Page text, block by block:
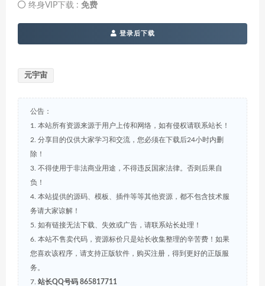
终身VIP下载 : 免费
登录后下载
元宇宙
公告：
1. 本站所有资源来源于用户上传和网络，如有侵权请联系站长！
2. 分享目的仅供大家学习和交流，您必须在下载后24小时内删
除！
3. 不得使用于非法商业用途，不得违反国家法律。否则后果自
负！
4. 本站提供的源码、模板、插件等等其他资源，都不包含技术服
务请大家谅解！
5. 如有链接无法下载、失效或广告，请联系站长处理！
6. 本站不售卖代码，资源标价只是站长收集整理的辛苦费！如果
您喜欢该程序，请支持正版软件，购买注册，得到更好的正版服
务。
7. 站长QQ号码 865817711